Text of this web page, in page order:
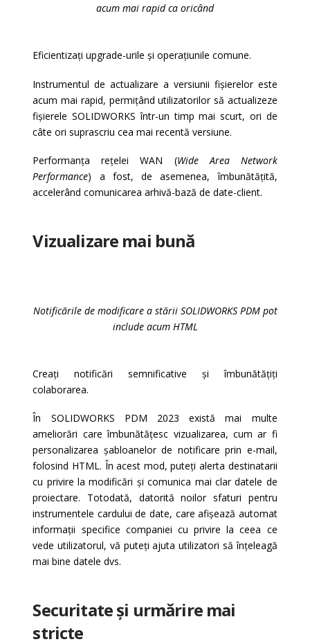
acum mai rapid ca oricând
Eficientizați upgrade-urile și operațiunile comune.
Instrumentul de actualizare a versiunii fișierelor este
acum mai rapid, permițând utilizatorilor să actualizeze
fișierele SOLIDWORKS într-un timp mai scurt, ori de
câte ori suprascriu cea mai recentă versiune.
Performanța rețelei WAN (Wide Area Network
Performance) a fost, de asemenea, îmbunătățită,
accelerând comunicarea arhivă-bază de date-client.
Vizualizare mai bună
Notificările de modificare a stării SOLIDWORKS PDM pot
include acum HTML
Creați notificări semnificative și îmbunătățiți
colaborarea.
În SOLIDWORKS PDM 2023 există mai multe
ameliorări care îmbunătățesc vizualizarea, cum ar fi
personalizarea șabloanelor de notificare prin e-mail,
folosind HTML. În acest mod, puteți alerta destinatarii
cu privire la modificări și comunica mai clar datele de
proiectare. Totodată, datorită noilor sfaturi pentru
instrumentele cardului de date, care afișează automat
informații specifice companiei cu privire la ceea ce
vede utilizatorul, vă puteți ajuta utilizatori să înțeleagă
mai bine datele dvs.
Securitate și urmărire mai
stricte